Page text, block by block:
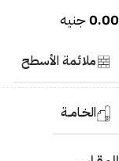
0.00جنيه
ملائمة الأسطح
الخـامــة